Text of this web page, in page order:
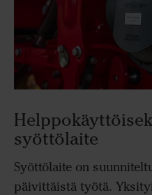
syöttölaite
Syöttölaite on
päivittäistä työtä.